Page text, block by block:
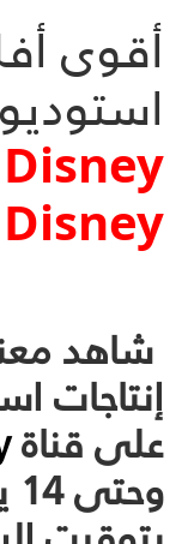
أقوى
Disney
شاهد
إنتاجات
على قناة